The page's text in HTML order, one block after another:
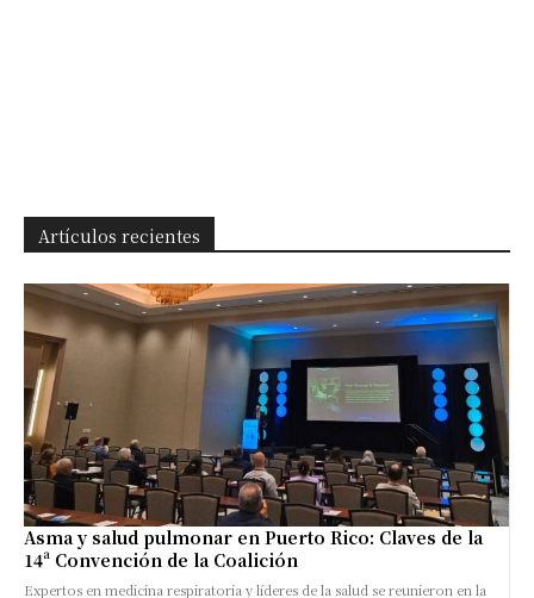
Artículos recientes
Asma y salud pulmonar en Puerto Rico: Claves de la
14ª Convención de la Coalición
Expertos en medicina respiratoria y líderes de la salud se reunieron en la